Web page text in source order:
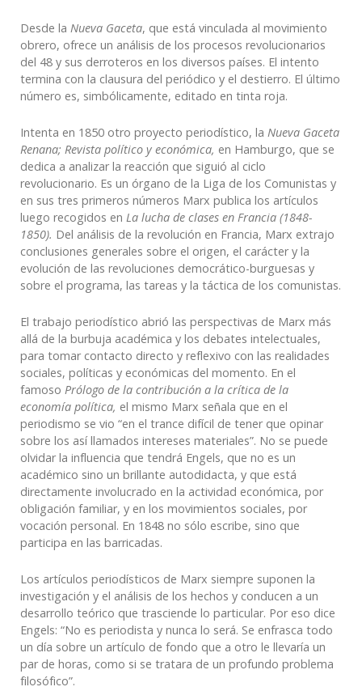
Desde la Nueva Gaceta, que está vinculada al movimiento
obrero, ofrece un análisis de los procesos revolucionarios
del 48 y sus derroteros en los diversos países. El intento
termina con la clausura del periódico y el destierro. El último
número es, simbólicamente, editado en tinta roja.
Intenta en 1850 otro proyecto periodístico, la Nueva Gaceta
Renana; Revista político y económica, en Hamburgo, que se
dedica a analizar la reacción que siguió al ciclo
revolucionario. Es un órgano de la Liga de los Comunistas y
en sus tres primeros números Marx publica los artículos
luego recogidos en La lucha de clases en Francia (1848-
1850). Del análisis de la revolución en Francia, Marx extrajo
conclusiones generales sobre el origen, el carácter y la
evolución de las revoluciones democrático-burguesas y
sobre el programa, las tareas y la táctica de los comunistas.
El trabajo periodístico abrió las perspectivas de Marx más
allá de la burbuja académica y los debates intelectuales,
para tomar contacto directo y reflexivo con las realidades
sociales, políticas y económicas del momento. En el
famoso Prólogo de la contribución a la crítica de la
economía política, el mismo Marx señala que en el
periodismo se vio “en el trance difícil de tener que opinar
sobre los así llamados intereses materiales”. No se puede
olvidar la influencia que tendrá Engels, que no es un
académico sino un brillante autodidacta, y que está
directamente involucrado en la actividad económica, por
obligación familiar, y en los movimientos sociales, por
vocación personal. En 1848 no sólo escribe, sino que
participa en las barricadas.
Los artículos periodísticos de Marx siempre suponen la
investigación y el análisis de los hechos y conducen a un
desarrollo teórico que trasciende lo particular. Por eso dice
Engels: “No es periodista y nunca lo será. Se enfrasca todo
un día sobre un artículo de fondo que a otro le llevaría un
par de horas, como si se tratara de un profundo problema
filosófico”.